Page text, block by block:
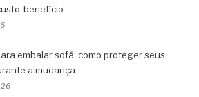
benefício
embalar sofá: como proteger seus
a mudança